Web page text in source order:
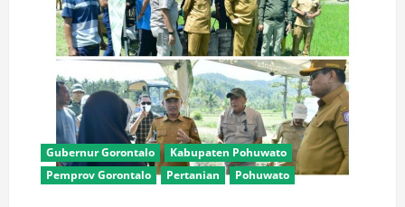
Gubernur Gorontalo
Kabupaten Pohuwato
Pemprov Gorontalo
Pertanian Pohuwato